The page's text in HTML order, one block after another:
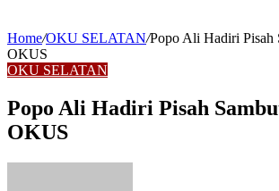
Home/OKU SELATAN/Popo Ali Hadiri Pisah
OKUS
OKU SELATAN
Popo Ali Hadiri Pisah
OKUS